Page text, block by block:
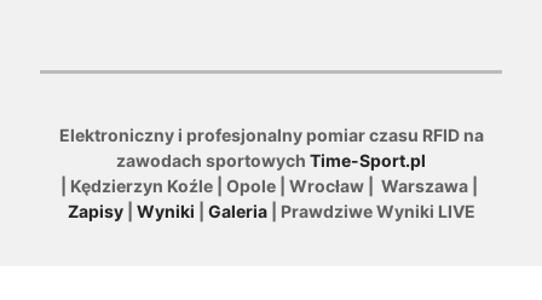
Elektroniczny i profesjonalny pomiar czasu RFID na
zawodach sportowych Time-Sport.pl
| Kędzierzyn Koźle | Opole | Wrocław | Warszawa |
Zapisy| Wyniki Galeria| Prawdziwe Wyniki LIVE